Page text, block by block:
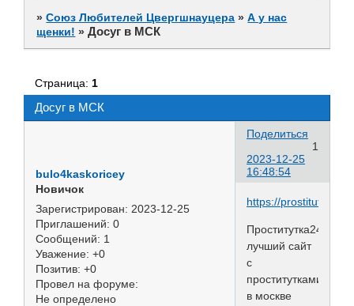
»Союз Любителей Цвергшнауцера »А у нас
щенки! »Досуг в МСК
Досуг в МСК
Страница: 1
Поделиться
1
2023-12-25
16:48:54
bulo4kaskoricey
Новичок
Зарегистрирован: 2023-12-25
Приглашений: 0
Сообщений: 1
Уважение: +0
Позитив: +0
Провел на форуме:
Не определено
https://
Проститутка24
лучший сайт
с
проститутками
в москве